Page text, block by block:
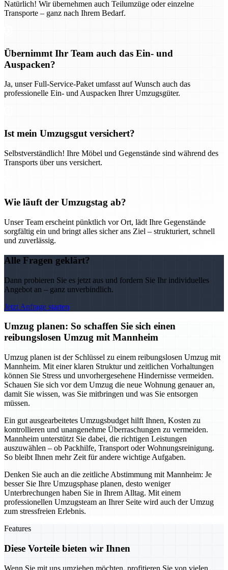
Natürlich! Wir übernehmen auch Teilumzüge oder einzelne
Transporte – ganz nach Ihrem Bedarf.
Übernimmt Ihr Team auch das Ein- und
Auspacken?
Ja, unser Full-Service-Paket umfasst auf Wunsch auch das
professionelle Ein- und Auspacken Ihrer Umzugsgüter.
Ist mein Umzugsgut versichert?
Selbstverständlich! Ihre Möbel und Gegenstände sind während des
Transports über uns versichert.
Wie läuft der Umzugstag ab?
Unser Team erscheint pünktlich vor Ort, lädt Ihre Gegenstände
sorgfältig ein und bringt alles sicher ans Ziel – strukturiert, schnell
und zuverlässig.
Alle Fragen geklärt?
Dann probieren Sie es jetzt aus und fordern Sie Ihr individuelles
Angebot an – ganz unverbindlich.
Jetzt Anfrage starten
Umzug planen: So schaffen Sie sich einen
reibungslosen Umzug mit Mannheim
Umzug planen ist der Schlüssel zu einem reibungslosen Umzug mit
Mannheim. Mit einer klaren Struktur und zeitlichen Vorhaltungen
können Sie Stress und unvorhergesehene Hindernisse vermeiden.
Schauen Sie sich vor dem Umzug die neue Wohnung genauer an,
damit Sie wissen, was Sie mitbringen und was Sie entsorgen
müssen.
Ein gut ausgearbeitetes Umzugsbudget hilft Ihnen, Kosten zu
kontrollieren und unangenehme Überraschungen zu vermeiden.
Mannheim unterstützt Sie dabei, die richtigen Leistungen
auszuwählen – ob Packhilfe, Transport oder Wohnungsreinigung.
So bleibt Ihnen mehr Zeit für andere wichtige Aufgaben.
Denken Sie auch an die zeitliche Abstimmung mit Mannheim: Je
besser Sie Ihre Umzugsphase planen, desto weniger
Unterbrechungen haben Sie in Ihrem Alltag. Mit einem
professionellen Umzugsteam an Ihrer Seite wird auch der Umzug
zum stressfreien Erlebnis.
Features
Diese Vorteile bieten wir Ihnen
Wenn Sie mit uns umziehen möchten, profitieren Sie von vielen